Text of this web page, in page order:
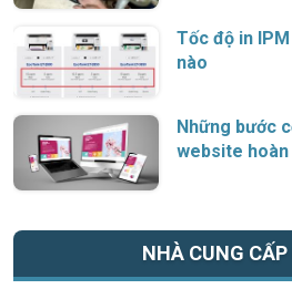
Tốc độ in
nào
Những bước
website hoàn
NHÀ CUNG